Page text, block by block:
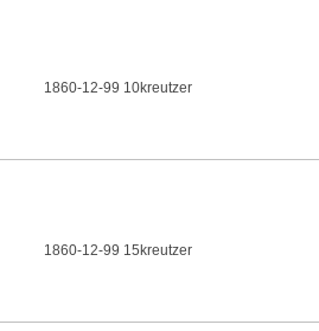
1860-12-99 10kreutzer
1860-12-99 15kreutzer